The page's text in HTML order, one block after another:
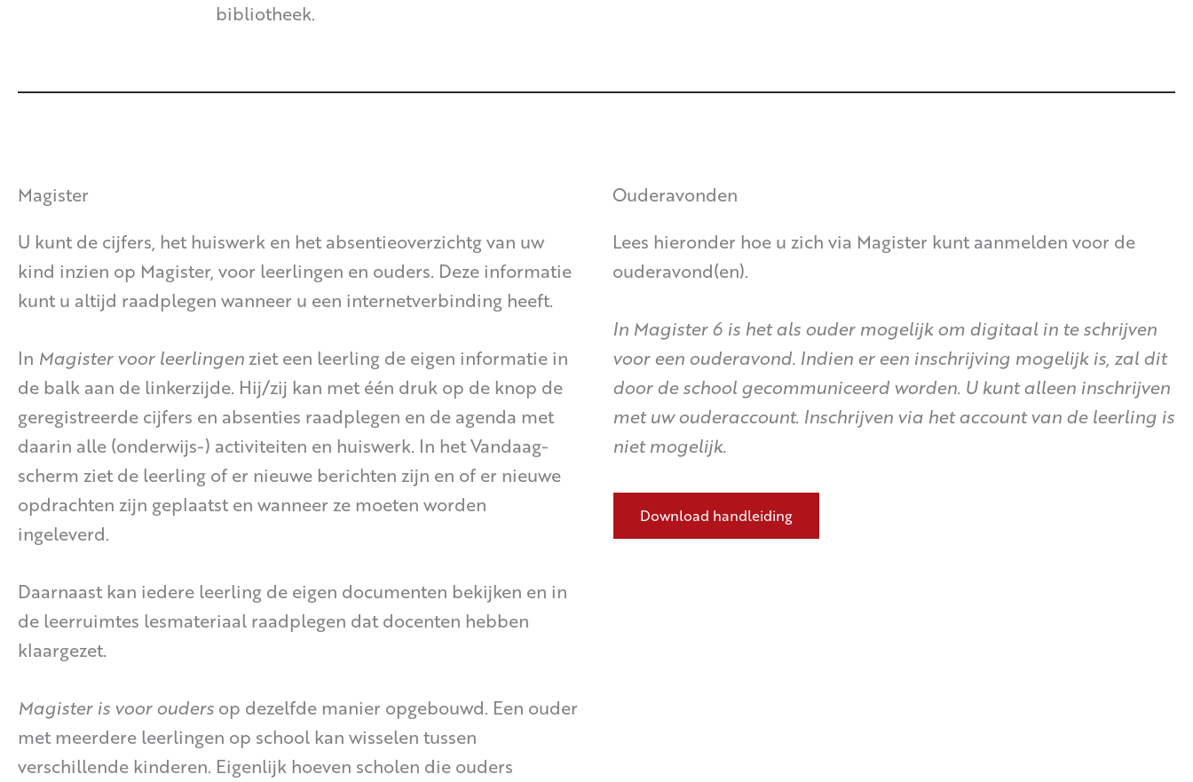
bibliotheek.
Magister
U kunt de cijfers, het huiswerk en het absentieoverzichtg van uw
kind inzien op Magister, voor leerlingen en ouders. Deze informatie
kunt u altijd raadplegen wanneer u een internetverbinding heeft.
In Magister voor leerlingenziet een leerling de eigen informatie in
de balk aan de linkerzijde. Hij/zij kan met één druk op de knop de
geregistreerde cijfers en absenties raadplegen en de agenda met
daarin alle (onderwijs-) activiteiten en huiswerk. In het Vandaag-
scherm ziet de leerling of er nieuwe berichten zijn en of er nieuwe
opdrachten zijn geplaatst en wanneer ze moeten worden
ingeleverd.
Daarnaast kan iedere leerling de eigen documenten bekijken en in
de leerruimtes lesmateriaal raadplegen dat docenten hebben
klaargezet.
Magister is voor ouders op dezelfde manier opgebouwd. Een ouder
met meerdere leerlingen op school kan wisselen tussen
verschillende kinderen. Eigenlijk hoeven scholen die ouders
Ouderavonden
Lees hieronder hoe u zich via Magister kunt aanmelden voor de
ouderavond(en).
In Magister 6 is het als ouder mogelijk om digitaal in te schrijven
voor een ouderavond. Indien er een inschrijving mogelijk is, zal dit
door de school gecommuniceerd worden. U kunt alleen inschrijven
met uw ouderaccount. Inschrijven via het account van de leerling is
niet mogelijk.
Download handleiding